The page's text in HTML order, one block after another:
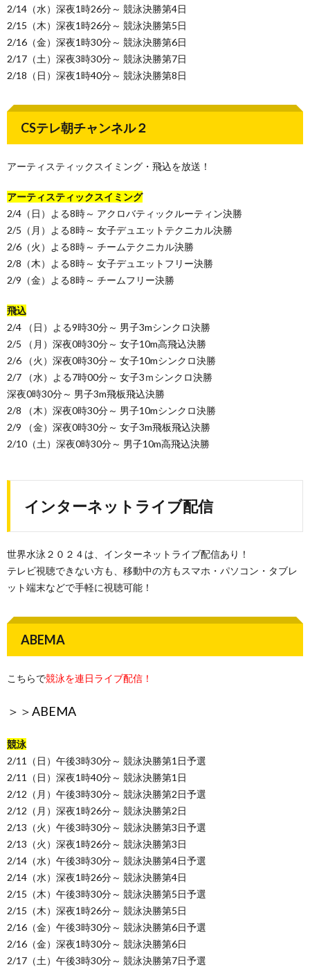
2/14（水）深夜1時26分～ 競泳決勝第4日
2/15（木）深夜1時26分～ 競泳決勝第5日
2/16（金）深夜1時30分～ 競泳決勝第6日
2/17（土）深夜3時30分～ 競泳決勝第7日
2/18（日）深夜1時40分～ 競泳決勝第8日
CSテレ朝チャンネル２
アーティスティックスイミング・飛込を放送！
アーティスティックスイミング
2/4（日）よる8時～ アクロバティックルーティン決勝
2/5（月）よる8時～ 女子デュエットテクニカル決勝
2/6（火）よる8時～ チームテクニカル決勝
2/8（木）よる8時～ 女子デュエットフリー決勝
2/9（金）よる8時～ チームフリー決勝
飛込
2/4 （日）よる9時30分～ 男子3mシンクロ決勝
2/5 （月）深夜0時30分～ 女子10m高飛込決勝
2/6 （火）深夜0時30分～ 女子10mシンクロ決勝
2/7 （水）よる7時00分～ 女子3ｍシンクロ決勝
深夜0時30分～ 男子3m飛板飛込決勝
2/8 （木）深夜0時30分～ 男子10mシンクロ決勝
2/9 （金）深夜0時30分～ 女子3m飛板飛込決勝
2/10（土）深夜0時30分～ 男子10m高飛込決勝
インターネットライブ配信
世界水泳２０２４は、インターネットライブ配信あり！
テレビ視聴できない方も、移動中の方もスマホ・パソコン・タブレ
ット端末などで手軽に視聴可能！
ABEMA
こちらで競泳を連日ライブ配信！
＞＞ABEMA
競泳
2/11（日）午後3時30分～ 競泳決勝第1日予選
2/11（日）深夜1時40分～ 競泳決勝第1日
2/12（月）午後3時30分～ 競泳決勝第2日予選
2/12（月）深夜1時26分～ 競泳決勝第2日
2/13（火）午後3時30分～ 競泳決勝第3日予選
2/13（火）深夜1時26分～ 競泳決勝第3日
2/14（水）午後3時30分～ 競泳決勝第4日予選
2/14（水）深夜1時26分～ 競泳決勝第4日
2/15（木）午後3時30分～ 競泳決勝第5日予選
2/15（木）深夜1時26分～ 競泳決勝第5日
2/16（金）午後3時30分～ 競泳決勝第6日予選
2/16（金）深夜1時30分～ 競泳決勝第6日
2/17（土）午後3時30分～ 競泳決勝第7日予選